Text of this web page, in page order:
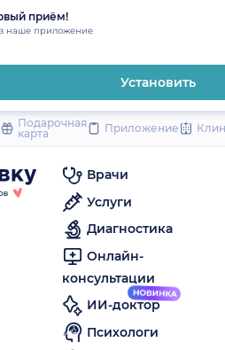
приём!
наше приложение
Установить
Подарочная
карта
Приложение
Врачи
Услуги
Диагностика
Онлайн-
консультации
ИИ-доктор
Психологи